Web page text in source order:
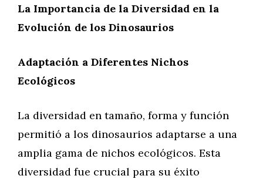
La Importancia de la Diversidad en la
Evolución de los Dinosaurios
Adaptación a Diferentes Nichos
Ecológicos
La diversidad en tamaño, forma y función
permitió a los dinosaurios adaptarse a una
amplia gama de nichos ecológicos. Esta
diversidad fue crucial para su éxito